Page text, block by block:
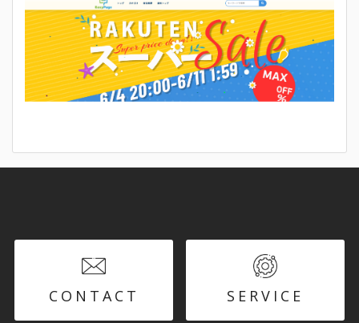
CONTACT SERVICE